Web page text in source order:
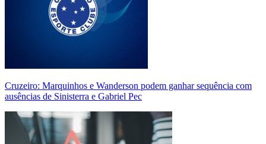
Cruzeiro: Marquinhos e Wanderson podem ganhar sequência com
ausências de Sinisterra e Gabriel Pec